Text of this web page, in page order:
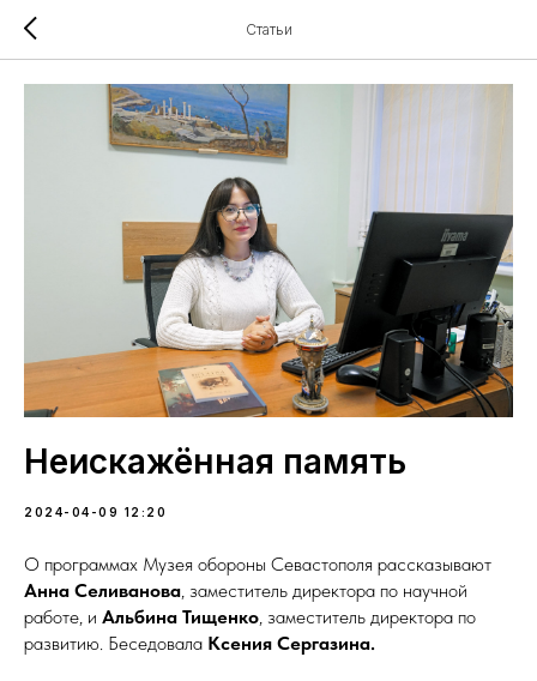
Статьи
Неискажённая память
2024-04-09 12:20
О программах Музея обороны Севастополя рассказывают
Анна Селиванова, заместитель директора по научной
работе, и Альбина Тищенко, заместитель директора по
развитию. Беседовала Ксения Сергазина.